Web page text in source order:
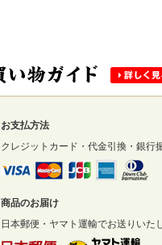
お支払方法
クレジットカード・代金引換・銀行
商品のお届け
日本郵便・ヤマト運輸でお送りいた